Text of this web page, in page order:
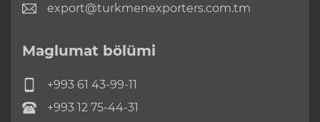
export@turkmenexporters.com.tm
Maglumat bölümi
+993 61 43-99-11
+993 12 75-44-31